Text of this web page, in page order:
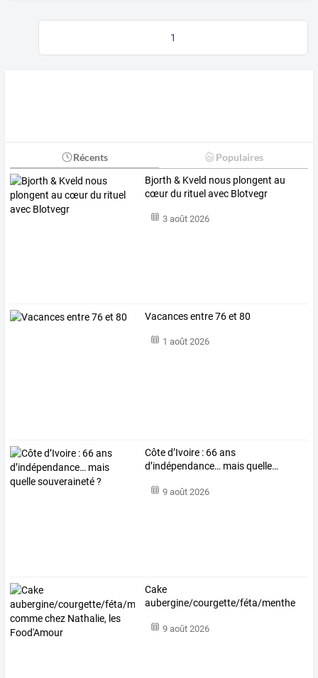
1
Récents Populaires
Bjorth & Kveld nous plongent au
cœur du rituel avec Blotvegr
3 août 2026
Vacances entre 76 et 80
1 août 2026
Côted’Ivoire : 66ans
d’indépendance… maisquelle…
9 août 2026
Cake
aubergine/courgette/féta/menthe
9 août 2026